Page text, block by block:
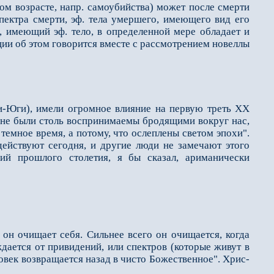
возрасте, напр. самоубийства) может после смерти
смерти, эф. тела умершего, имеющего вид его
эф. тело, в определенной мере обладает и
об этом говорится вместе с рассмотрением новеллы
Юги), имели огромное влияние на первую треть XX
были столь воспринимаемы бродящими вокруг нас,
время, а потому, что ослеплены светом эпохи".
сегодня, и другие люди не замечают этого
прошлого столетия, я бы сказал, ариманически
очищает себя. Силь­нее всего он очищается, когда
от привидений, или спектров (которые живут в
возвращается назад в чисто Божественное". Хрис­